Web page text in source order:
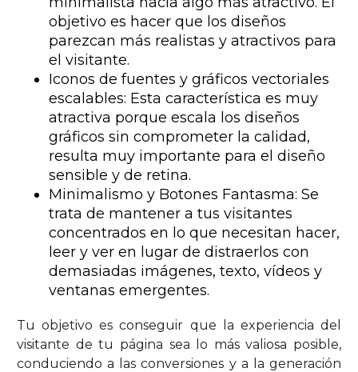
objetivo es hacer que los diseños
parezcan más realistas y atractivos para
el visitante.
Iconos de fuentes y gráficos vectoriales
escalables: Esta característica es muy
atractiva porque escala los diseños
gráficos sin comprometer la calidad,
resulta muy importante para el diseño
sensible y de retina.
Minimalismo y Botones Fantasma: Se
trata de mantener a tus visitantes
concentrados en lo que necesitan hacer,
leer y ver en lugar de distraerlos con
demasiadas imágenes, texto, vídeos y
ventanas emergentes.
Tu objetivo es conseguir que la experiencia del
visitante de tu página sea lo más valiosa posible,
conduciendo a las conversiones y a la generación